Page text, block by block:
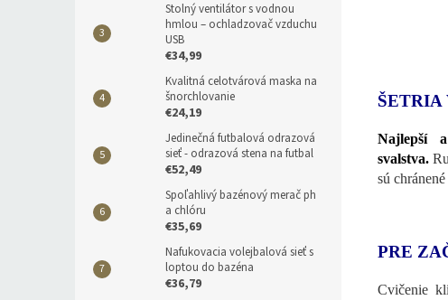
Stolný ventilátor s vodnou
hmlou – ochladzovač vzduchu
USB
€34,99
Kvalitná celotvárová maska na
šnorchlovanie
€24,19
Jedinečná futbalová odrazová
sieť - odrazová stena na futbal
€52,49
Spoľahlivý bazénový merač ph
a chlóru
€35,69
Nafukovacia volejbalová sieť s
loptou do bazéna
€36,79
ŠETRIA
Najlepší
svalstva.
sú
PRE
Cvičenie